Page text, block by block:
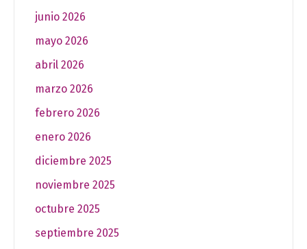
junio 2026
mayo 2026
abril 2026
marzo 2026
febrero 2026
enero 2026
diciembre 2025
noviembre 2025
octubre 2025
septiembre 2025